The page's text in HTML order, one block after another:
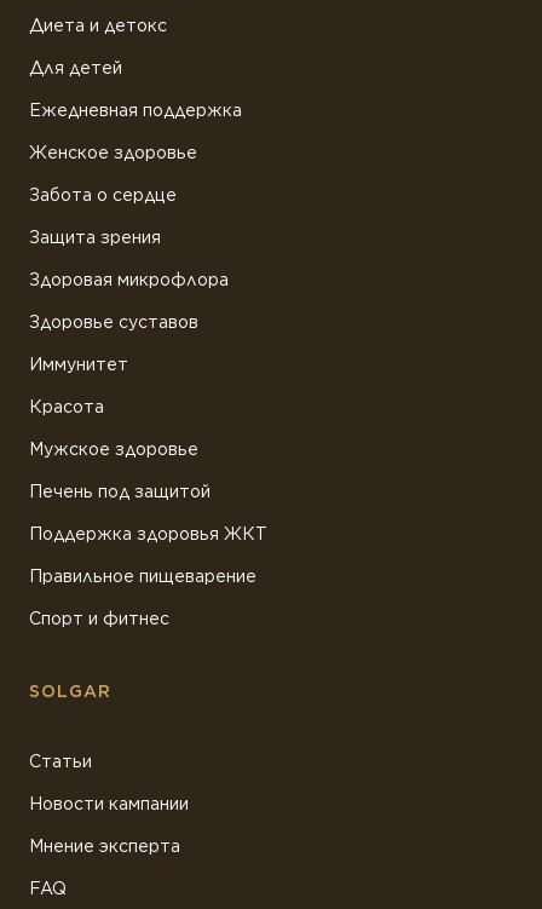
Диета и детокс
Для детей
Ежедневная поддержка
Женское здоровье
Забота о сердце
Защита зрения
Здоровая микрофлора
Здоровье суставов
Иммунитет
Красота
Мужское здоровье
Печень под защитой
Поддержка здоровья ЖКТ
Правильное пищеварение
Спорт и фитнес
SOLGAR
Статьи
Новости кампании
Мнение эксперта
FAQ